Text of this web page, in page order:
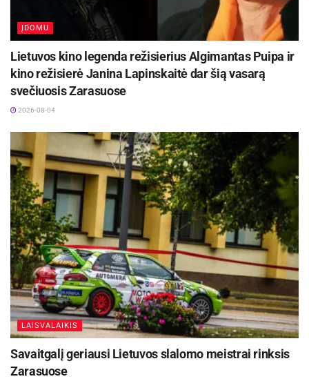
ĮDOMU
Lietuvos kino legenda režisierius Algimantas Puipa ir
kino režisierė Janina Lapinskaitė dar šią vasarą
svečiuosis Zarasuose
2026-08-04
LAISVALAIKIS
Savaitgalį geriausi Lietuvos slalomo meistrai rinksis
Zarasuose